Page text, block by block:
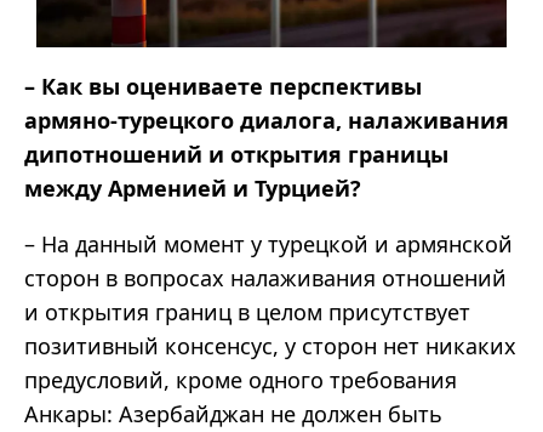
– Как вы оцениваете перспективы
армяно-турецкого диалога, налаживания
дипотношений и открытия границы
между Арменией и Турцией?
– На данный момент у турецкой и армянской
сторон в вопросах налаживания отношений
и открытия границ в целом присутствует
позитивный консенсус, у сторон нет никаких
предусловий, кроме одного требования
Анкары: Азербайджан не должен быть